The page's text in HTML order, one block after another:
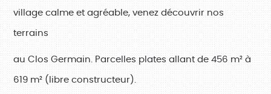
village calme et agréable, venez découvrir nos
terrains
au Clos Germain. Parcelles plates allant de 456 m² à
619 m² (libre constructeur).